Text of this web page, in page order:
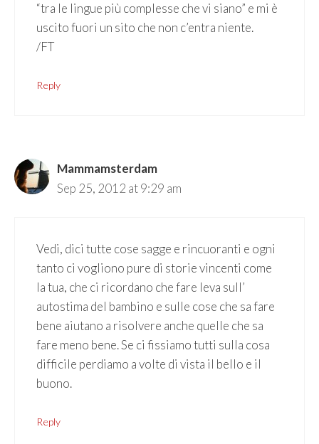
“tra le lingue più complesse che vi siano” e mi è
uscito fuori un sito che non c’entra niente.
/FT
Reply
Mammamsterdam
Sep 25, 2012 at 9:29 am
Vedi, dici tutte cose sagge e rincuoranti e ogni
tanto ci vogliono pure di storie vincenti come
la tua, che ci ricordano che fare leva sull’
autostima del bambino e sulle cose che sa fare
bene aiutano a risolvere anche quelle che sa
fare meno bene. Se ci fissiamo tutti sulla cosa
difficile perdiamo a volte di vista il bello e il
buono.
Reply